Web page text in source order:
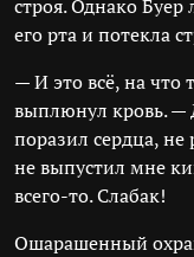
строя. Однако Буер
его рта и потекла
— И это всё, на что
выплюнул кровь. —
поразил сердца, не
не выпустил мне
всего-то. Слабак!
Ошарашенный